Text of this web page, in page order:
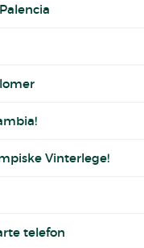
Vinterlege!
telefon